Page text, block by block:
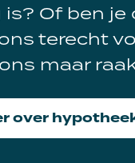
Of ben
terecht
maar
over